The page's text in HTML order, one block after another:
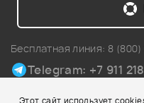
Этот сайт использует
Бесплатная линия: 8
Telegram: +7 911